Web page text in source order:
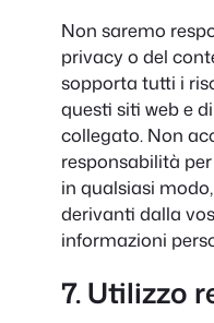
Non saremo
privacy o del
sopporta tutti i
questi siti web e
collegato. Non
responsabilità
in qualsiasi
derivanti dalla
informazioni
7. Utilizzo